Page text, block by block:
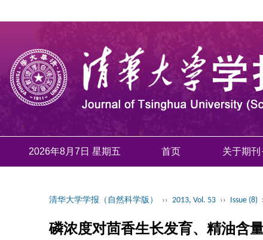
2026年8月7日 星期五 首页 关于期刊
清华大学学报（自然科学版） ›› 2013, Vol. 53 ›› Issue (8)
磷浓度对茴香生长发育、精油含